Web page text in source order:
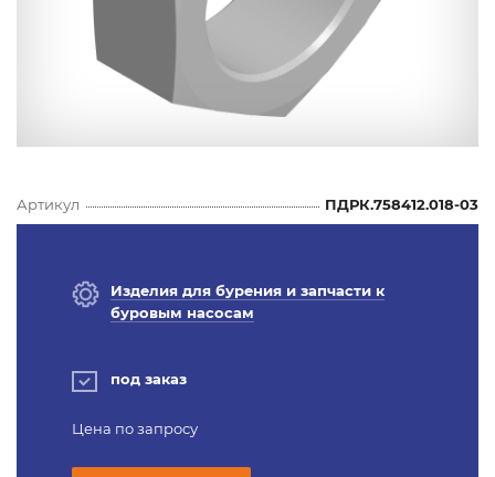
Артикул ПДРК.758412.018-03
Изделия для бурения и запчасти к
буровым насосам
под заказ
Цена по запросу